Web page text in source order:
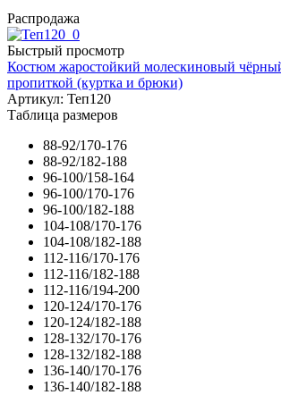
Распродажа
Быстрый просмотр
Костюм жаростойкий молескиновый
пропиткой (куртка и брюки)
Артикул: Теп120
Таблица размеров
88-92/170-176
88-92/182-188
96-100/158-164
96-100/170-176
96-100/182-188
104-108/170-176
104-108/182-188
112-116/170-176
112-116/182-188
112-116/194-200
120-124/170-176
120-124/182-188
128-132/170-176
128-132/182-188
136-140/170-176
136-140/182-188